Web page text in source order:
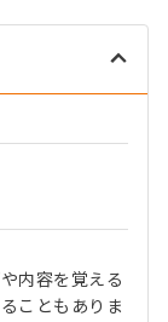
内容を覚える
こともありま